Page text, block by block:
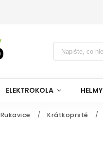
ELEKTROKOLA HELMY
Rukavice / Krátkoprsté /